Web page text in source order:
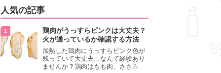
人気の記事
鶏肉がうっすらピンクは大丈夫？
火が通っているか確認する方法
加熱した鶏肉にうっすらピンク色が
残っていて大丈夫…なんて経験あり
ませんか？鶏肉はもも肉、ささみ、